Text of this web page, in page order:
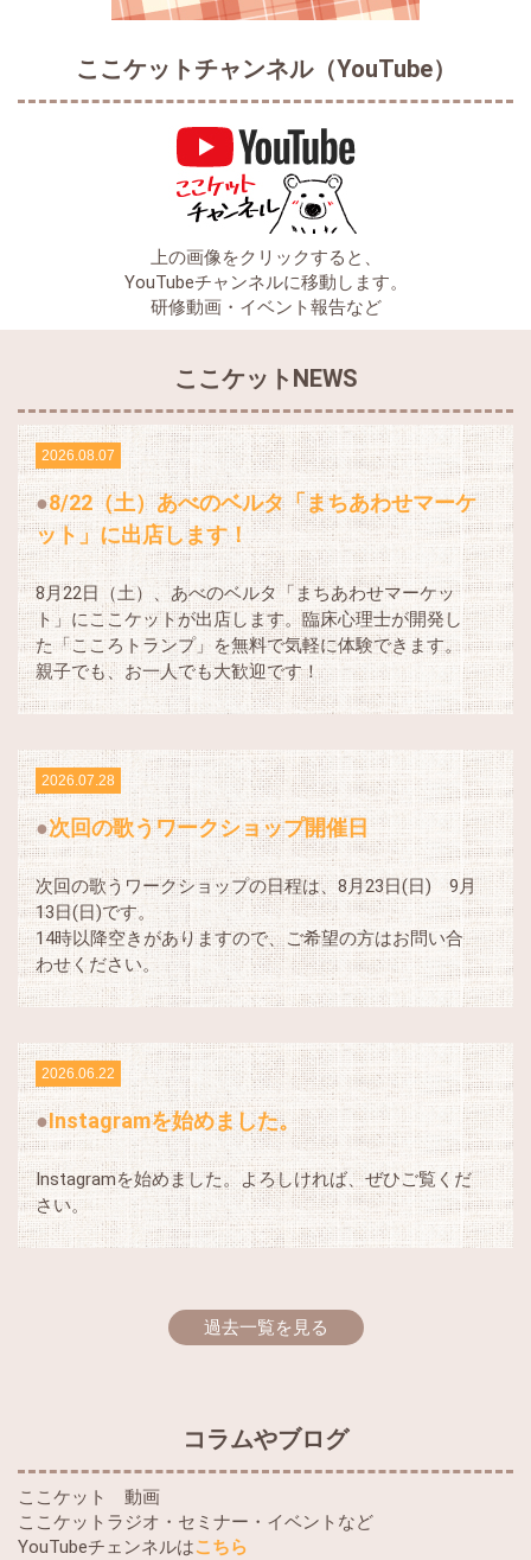
ここケットチャンネル（YouTube）
上の画像をクリックすると、
YouTubeチャンネルに移動します。
研修動画・イベント報告など
ここケットNEWS
2026.08.07
8/22（土）あべのベルタ「まちあわせマーケ
ット」に出店します！
8月22日（土）、あべのベルタ「まちあわせマーケッ
ト」にここケットが出店します。臨床心理士が開発し
た「こころトランプ」を無料で気軽に体験できます。
親子でも、お一人でも大歓迎です！
2026.07.28
次回の歌うワークショップ開催日
次回の歌うワークショップの日程は、8月23日(日) 9月
13日(日)です。
14時以降空きがありますので、ご希望の方はお問い合
わせください。
2026.06.22
Instagramを始めました。
Instagramを始めました。よろしければ、ぜひご覧くだ
さい。
過去一覧を見る
コラムやブログ
ここケット 動画
ここケットラジオ・セミナー・イベントなど
YouTubeチェンネルはこちら